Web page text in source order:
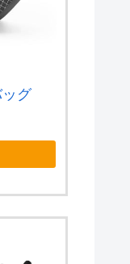
グ